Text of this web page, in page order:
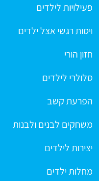
פעילויות לילדים
ויסות רגשי אצל ילדים
חזון הורי
סלולרי לילדים
הפרעת קשב
משחקים לבנים ולבנות
יצירות לילדים
מחלות ילדים